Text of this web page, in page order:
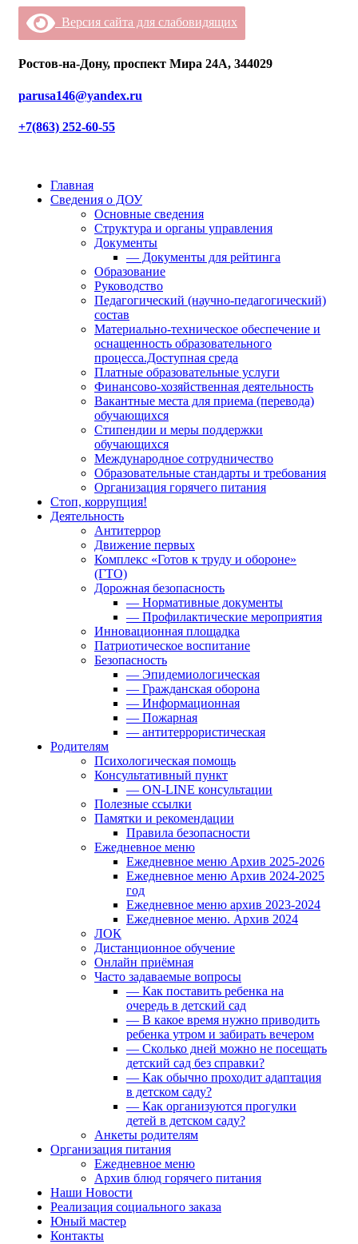
Версия сайта для слабовидящих
Ростов-на-Дону, проспект Мира 24А, 344029
parusa146@yandex.ru
+7(863) 252-60-55
Главная
Сведения о ДОУ
Основные сведения
Структура и органы управления
Документы
— Документы для рейтинга
Образование
Руководство
Педагогический (научно-педагогический)
состав
Материально-техническое обеспечение и
оснащенность образовательного
процесса.Доступная среда
Платные образовательные услуги
Финансово-хозяйственная деятельность
Вакантные места для приема (перевода)
обучающихся
Стипендии и меры поддержки
обучающихся
Международное сотрудничество
Образовательные стандарты и требования
Организация горячего питания
Стоп, коррупция!
Деятельность
Антитеррор
Движение первых
Комплекс «Готов к труду и обороне»
(ГТО)
Дорожная безопасность
— Нормативные документы
— Профилактические мероприятия
Инновационная площадка
Патриотическое воспитание
Безопасность
— Эпидемиологическая
— Гражданская оборона
— Информационная
— Пожарная
— антитеррористическая
Родителям
Психологическая помощь
Консультативный пункт
— ON-LINE консультации
Полезные ссылки
Памятки и рекомендации
Правила безопасности
Ежедневное меню
Ежедневное меню Архив 2025-2026
Ежедневное меню Архив 2024-2025
год
Ежедневное меню архив 2023-2024
Ежедневное меню. Архив 2024
ЛОК
Дистанционное обучение
Онлайн приёмная
Часто задаваемые вопросы
— Как поставить ребенка на
очередь в детский сад
— В какое время нужно приводить
ребенка утром и забирать вечером
— Сколько дней можно не посещать
детский сад без справки?
— Как обычно проходит адаптация
в детском саду?
— Как организуются прогулки
детей в детском саду?
Анкеты родителям
Организация питания
Ежедневное меню
Архив блюд горячего питания
Наши Новости
Реализация социального заказа
Юный мастер
Контакты